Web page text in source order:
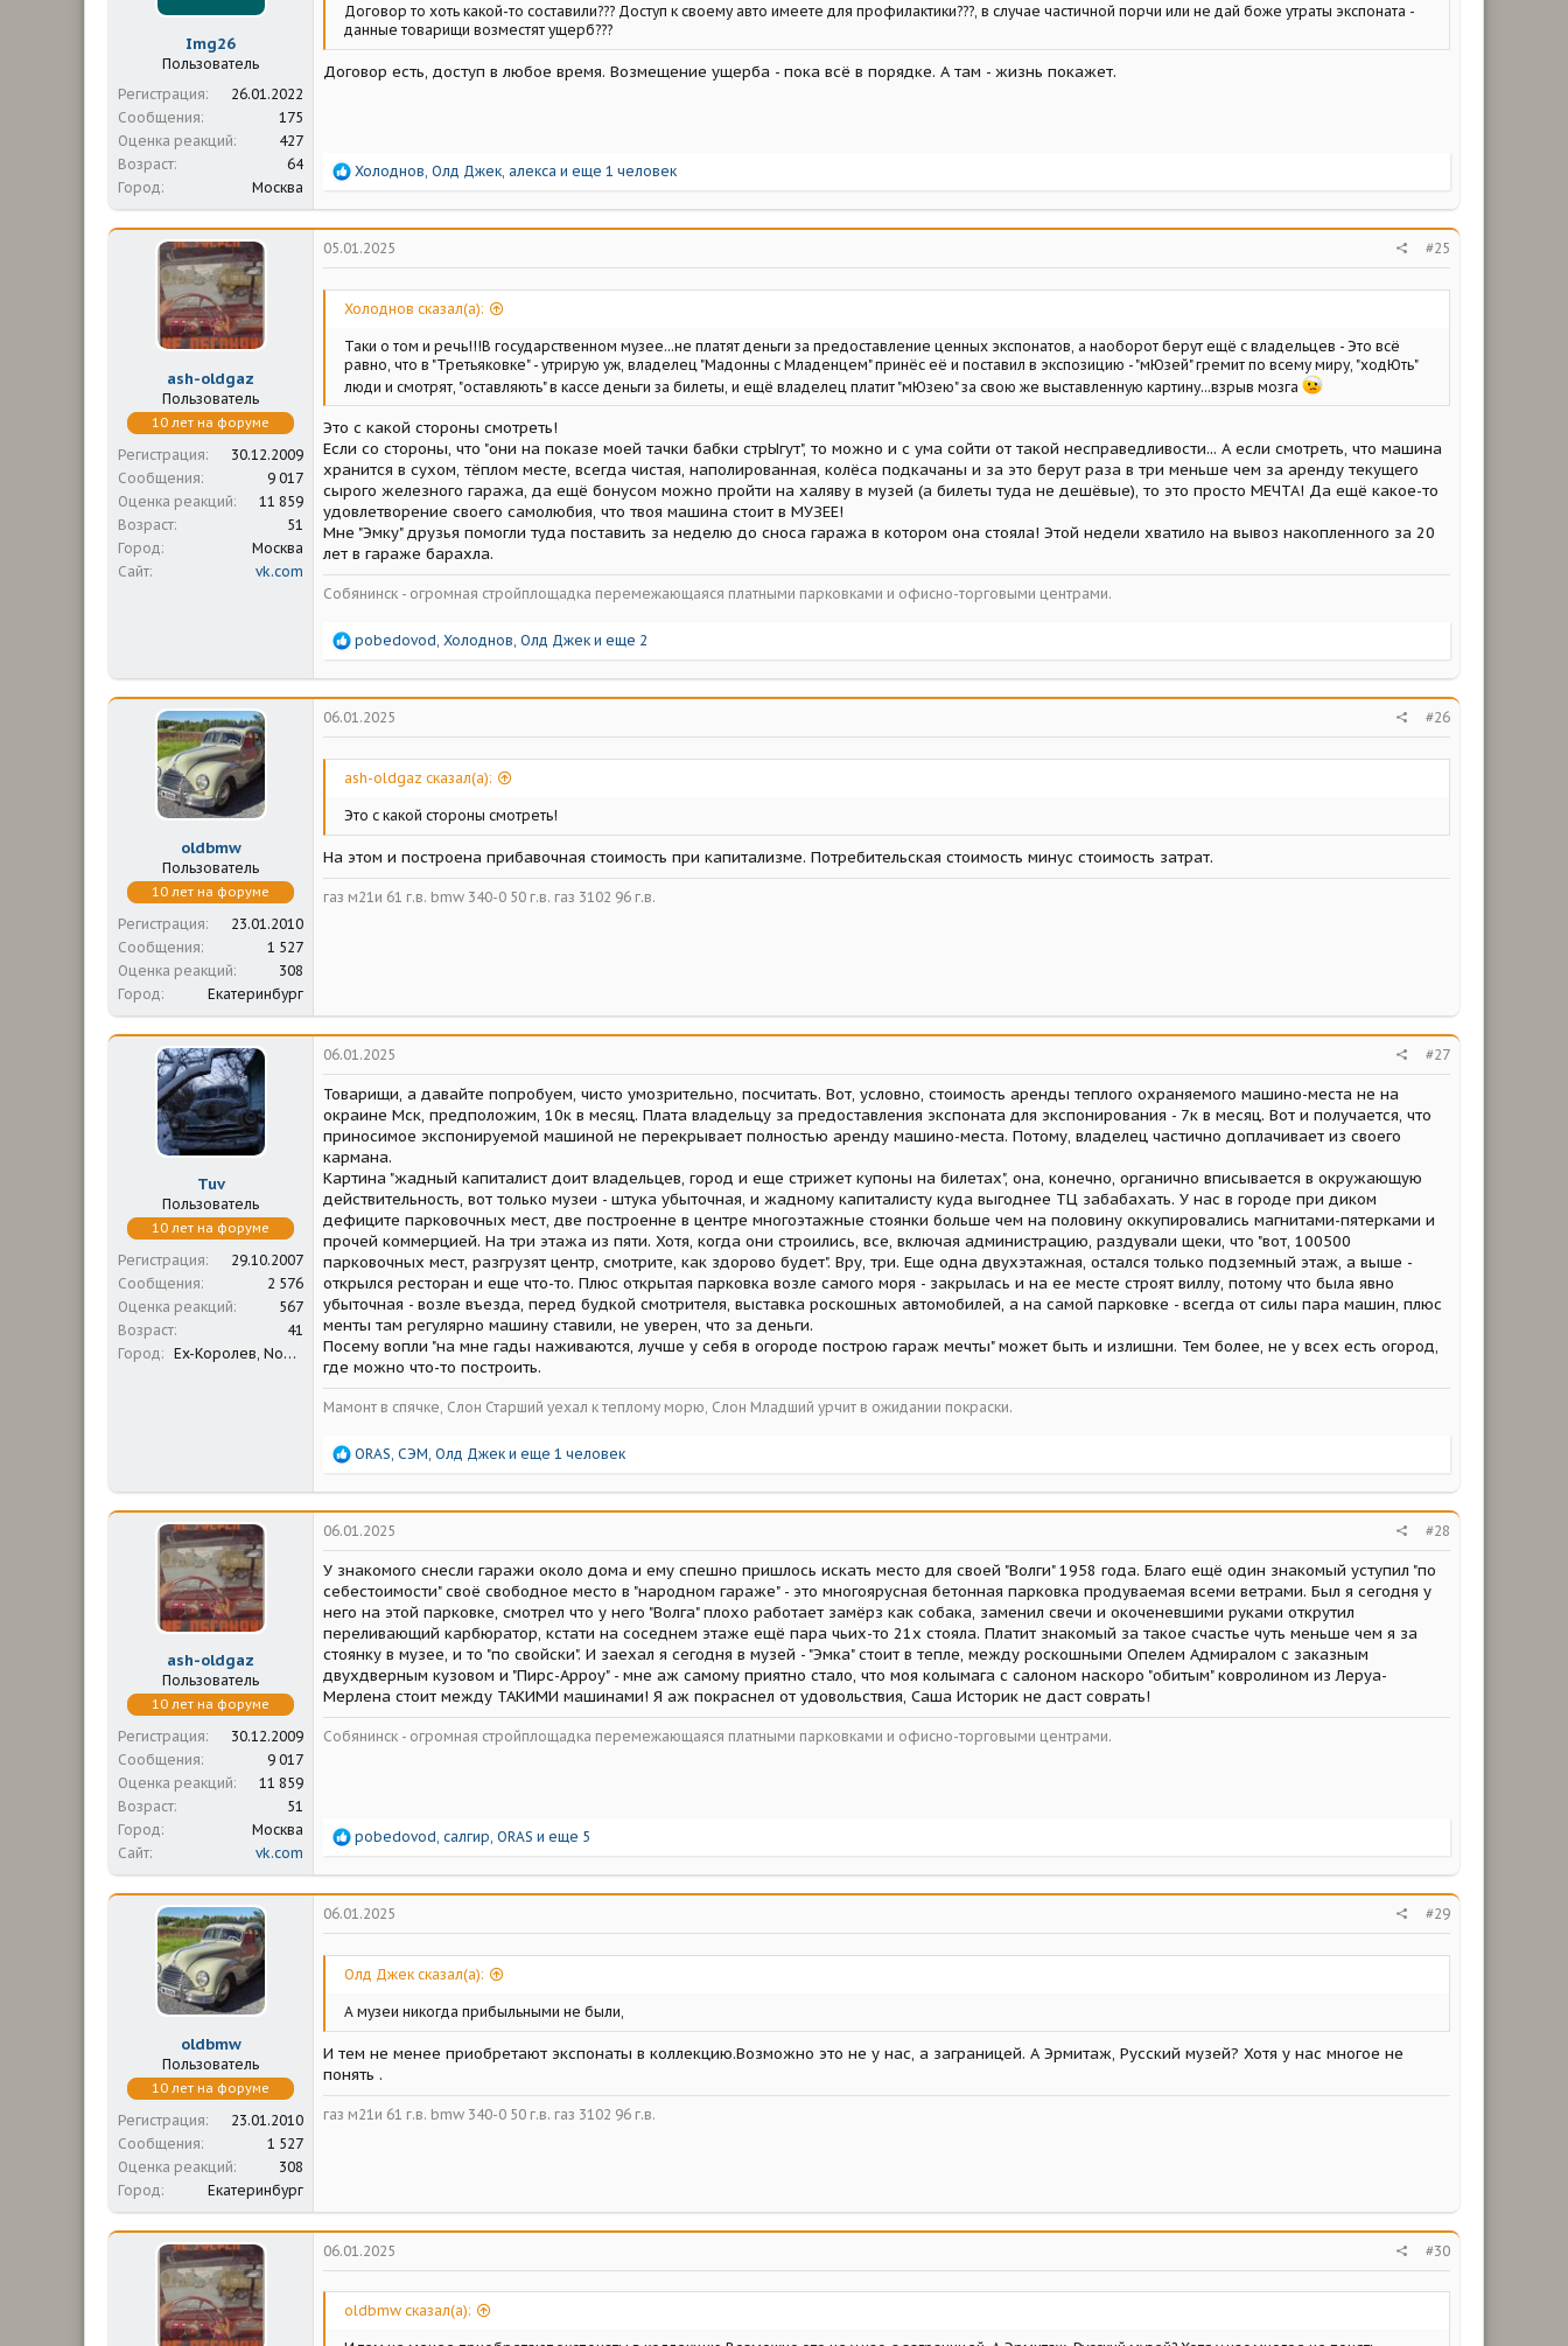
Img26
Пользователь
Регистрация
26.01.2022
Сообщения
175
Оценка реакций
427
Возраст
64
Город
Москва
Договор то хоть какой-то составили??? Доступ к своему авто имеете для профилактики???, в случае частичной порчи или не дай боже утраты экспоната -
данные товарищи возместят ущерб???
Договор есть, доступ в любое время. Возмещение ущерба - пока всё в порядке. А там - жизнь покажет.
Р
а
к
ц
и
Холоднов, Олд Джек, алекса и еще 1 человек
ash-oldgaz
Пользователь
10 лет на форуме
Регистрация
30.12.2009
Сообщения
9 017
Оценка реакций
11 859
Возраст
51
Город
Москва
Сайт
vk.com
05.01.2025 #25
Холоднов сказал(а):
Таки о том и речь!!!В государственном музее...не платят деньги за предоставление ценных экспонатов, а наоборот берут ещё с владельцев - Это всё
равно, что в "Третьяковке" - утрирую уж, владелец "Мадонны с Младенцем" принёс её и поставил в экспозицию - "мЮзей" гремит по всему миру, "ходЮть"
люди и смотрят, "оставляють" в кассе деньги за билеты, и ещё владелец платит "мЮзею" за свою же выставленную картину...взрыв мозга
Это с какой стороны смотреть!
Если со стороны, что "они на показе моей тачки бабки стрЫгут", то можно и с ума сойти от такой несправедливости... А если смотреть, что машина
хранится в сухом, тёплом месте, всегда чистая, наполированная, колёса подкачаны и за это берут раза в три меньше чем за аренду текущего
сырого железного гаража, да ещё бонусом можно пройти на халяву в музей (а билеты туда не дешёвые), то это просто МЕЧТА! Да ещё какое-то
удовлетворение своего самолюбия, что твоя машина стоит в МУЗЕЕ!
Мне "Эмку" друзья помогли туда поставить за неделю до сноса гаража в котором она стояла! Этой недели хватило на вывоз накопленного за 20
лет в гараже барахла.
Собянинск - огромная стройплощадка перемежающаяся платными парковками и офисно-торговыми центрами.
Р
а
к
ц
и
pobedovod, Холоднов, Олд Джек и еще 2
oldbmw
Пользователь
10 лет на форуме
Регистрация
23.01.2010
Сообщения
1 527
Оценка реакций
308
Город
Екатеринбург
06.01.2025 #26
ash-oldgaz сказал(а):
Это с какой стороны смотреть!
На этом и построена прибавочная стоимость при капитализме. Потребительская стоимость минус стоимость затрат.
газ м21и 61 г.в. bmw 340-0 50 г.в. газ 3102 96 г.в.
Tuv
Пользователь
10 лет на форуме
Регистрация
29.10.2007
Сообщения
2 576
Оценка реакций
567
Возраст
41
Город
Ex-Королев, Now-Сочи
06.01.2025 #27
Товарищи, а давайте попробуем, чисто умозрительно, посчитать. Вот, условно, стоимость аренды теплого охраняемого машино-места не на
окраине Мск, предположим, 10к в месяц. Плата владельцу за предоставления экспоната для экспонирования - 7к в месяц. Вот и получается, что
приносимое экспонируемой машиной не перекрывает полностью аренду машино-места. Потому, владелец частично доплачивает из своего
кармана.
Картина "жадный капиталист доит владельцев, город и еще стрижет купоны на билетах", она, конечно, органично вписывается в окружающую
действительность, вот только музеи - штука убыточная, и жадному капиталисту куда выгоднее ТЦ забабахать. У нас в городе при диком
дефиците парковочных мест, две построенне в центре многоэтажные стоянки больше чем на половину оккупировались магнитами-пятерками и
прочей коммерцией. На три этажа из пяти. Хотя, когда они строились, все, включая администрацию, раздували щеки, что "вот, 100500
парковочных мест, разгрузят центр, смотрите, как здорово будет". Вру, три. Еще одна двухэтажная, остался только подземный этаж, а выше -
открылся ресторан и еще что-то. Плюс открытая парковка возле самого моря - закрылась и на ее месте строят виллу, потому что была явно
убыточная - возле въезда, перед будкой смотрителя, выставка роскошных автомобилей, а на самой парковке - всегда от силы пара машин, плюс
менты там регулярно машину ставили, не уверен, что за деньги.
Посему вопли "на мне гады наживаются, лучше у себя в огороде построю гараж мечты" может быть и излишни. Тем более, не у всех есть огород,
где можно что-то построить.
Мамонт в спячке, Слон Старший уехал к теплому морю, Слон Младший урчит в ожидании покраски.
Р
а
к
ц
и
ORAS СЭМ Олд Джек и еще 1 человек
ash-oldgaz
Пользователь
10 лет на форуме
Регистрация
30.12.2009
Сообщения
9 017
Оценка реакций
11 859
Возраст
51
Город
Москва
Сайт
vk.com
06.01.2025 #28
У знакомого снесли гаражи около дома и ему спешно пришлось искать место для своей "Волги" 1958 года. Благо ещё один знакомый уступил "по
себестоимости" своё свободное место в "народном гараже" - это многоярусная бетонная парковка продуваемая всеми ветрами. Был я сегодня у
него на этой парковке, смотрел что у него "Волга" плохо работает замёрз как собака, заменил свечи и окоченевшими руками открутил
переливающий карбюратор, кстати на соседнем этаже ещё пара чьих-то 21х стояла. Платит знакомый за такое счастье чуть меньше чем я за
стоянку в музее, и то "по свойски". И заехал я сегодня в музей - "Эмка" стоит в тепле, между роскошными Опелем Адмиралом с заказным
двухдверным кузовом и "Пирс-Арроу" - мне аж самому приятно стало, что моя колымага с салоном наскоро "обитым" ковролином из Леруа-
Мерлена стоит между ТАКИМИ машинами! Я аж покраснел от удовольствия, Саша Историк не даст соврать!
Собянинск - огромная стройплощадка перемежающаяся платными парковками и офисно-торговыми центрами.
Р
а
к
ц
и
pobedovod, салгир, ORAS и еще 5
oldbmw
Пользователь
10 лет на форуме
Регистрация
23.01.2010
Сообщения
1 527
Оценка реакций
308
Город
Екатеринбург
06.01.2025 #29
Олд Джек сказал(а):
А музеи никогда прибыльными не были,
И тем не менее приобретают экспонаты в коллекцию.Возможно это не у нас, а заграницей. А Эрмитаж, Русский музей? Хотя у нас многое не
понять .
газ м21и 61 г.в. bmw 340-0 50 г.в. газ 3102 96 г.в.
06.01.2025 #30
oldbmw сказал(а):